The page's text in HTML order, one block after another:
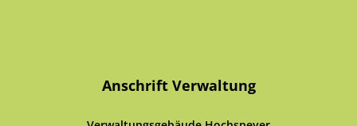
Anschrift Verwaltung